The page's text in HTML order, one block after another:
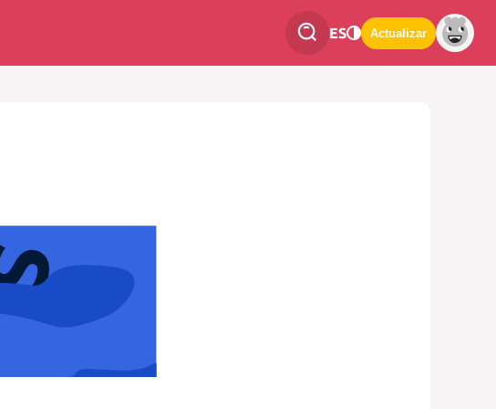
ES Actualizar